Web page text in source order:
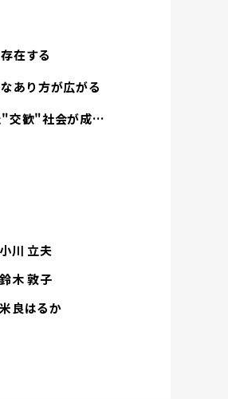
在する
あり方が広がる
経済活動は人間性を取り戻し、価値を軸とした"交歓"社会が成立する
小川 立夫
鈴木 敦子
米良はるか